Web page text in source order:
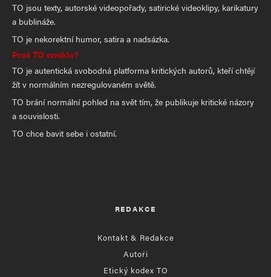
TO jsou texty, autorské videopořady, satirické videoklipy, karikatury
a bublináže.
TO je nekorektní humor, satira a nadsázka.
Proč TO vzniklo?
TO je autentická svobodná platforma kritických autorů, kteří chtějí
žít v normálním nezregulovaném světě.
TO brání normální pohled na svět tím, že publikuje kritické názory
a souvislosti.
TO chce bavit sebe i ostatní.
REDAKCE
Kontakt & Redakce
Autoři
Etický kodex TO